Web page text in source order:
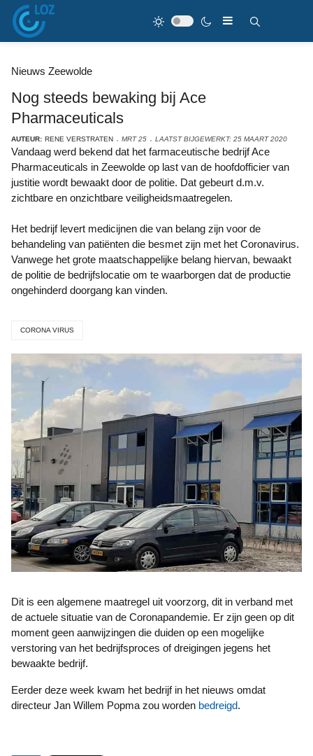
Nieuws Zeewolde
Nog steeds bewaking bij Ace
Pharmaceuticals
AUTEUR: RENE VERSTRATEN MRT 25 LAATST BIJGEWERKT: 25 MAART 2020
Vandaag werd bekend dat het farmaceutische bedrijf Ace
Pharmaceuticals in Zeewolde op last van de hoofdofficier van
justitie wordt bewaakt door de politie. Dat gebeurt d.m.v.
zichtbare en onzichtbare veiligheidsmaatregelen.
Het bedrijf levert medicijnen die van belang zijn voor de
behandeling van patiënten die besmet zijn met het Coronavirus.
Vanwege het grote maatschappelijke belang hiervan, bewaakt
de politie de bedrijfslocatie om te waarborgen dat de productie
ongehinderd doorgang kan vinden.
CORONA VIRUS
Dit is een algemene maatregel uit voorzorg, dit in verband met
de actuele situatie van de Coronapandemie. Er zijn geen op dit
moment geen aanwijzingen die duiden op een mogelijke
verstoring van het bedrijfsproces of dreigingen jegens het
bewaakte bedrijf.
Eerder deze week kwam het bedrijf in het nieuws omdat
directeur Jan Willem Popma zou worden bedreigd.